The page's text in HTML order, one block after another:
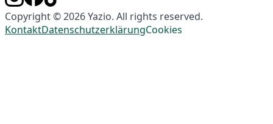
Copyright © 2026 Yazio. All rights reserved.
KontaktDatenschutzerklärungCookies